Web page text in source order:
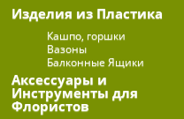
Изделия из Пластика
Кашпо, горшки
Вазоны
Балконные Ящики
Аксессуары и
Инструменты для
Флористов